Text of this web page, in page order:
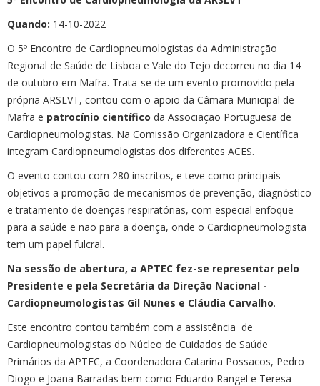
Quando: 14-10-2022
O 5º Encontro de Cardiopneumologistas da Administração
Regional de Saúde de Lisboa e Vale do Tejo decorreu no dia 14
de outubro em Mafra. Trata-se de um evento promovido pela
própria ARSLVT, contou com o apoio da Câmara Municipal de
Mafra e patrocínio científico da Associação Portuguesa de
Cardiopneumologistas. Na Comissão Organizadora e Científica
integram Cardiopneumologistas dos diferentes ACES.
O evento contou com 280 inscritos, e teve como principais
objetivos a promoção de mecanismos de prevenção, diagnóstico
e tratamento de doenças respiratórias, com especial enfoque
para a saúde e não para a doença, onde o Cardiopneumologista
tem um papel fulcral.
Na sessão de abertura, a APTEC fez-se representar pelo
Presidente e pela Secretária da Direção Nacional -
Cardiopneumologistas Gil Nunes e Cláudia Carvalho.
Este encontro contou também com a assistência de
Cardiopneumologistas do Núcleo de Cuidados de Saúde
Primários da APTEC, a Coordenadora Catarina Possacos, Pedro
Diogo e Joana Barradas bem como Eduardo Rangel e Teresa